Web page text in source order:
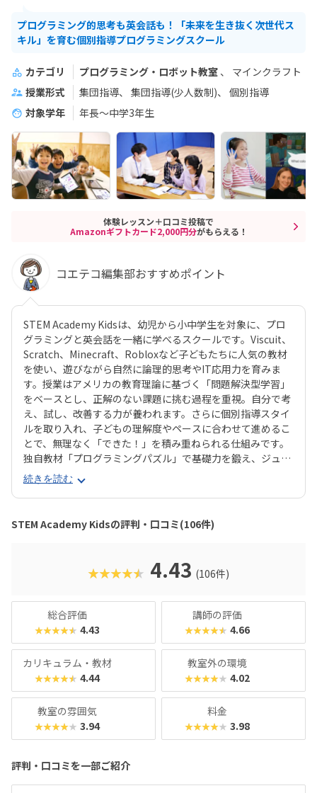
プログラミング的思考も英会話も！「未来を生き抜く次世代ス
キル」を育む個別指導プログラミングスクール
カテゴリ プログラミング・ロボット教室
マインクラフト
授業形式
集団指導 集団指導(少人数制)
個別指導
対象学年
年長～中学3年生
体験レッスン＋口コミ投稿で
Amazonギフトカード2,000円分がもらえる！
コエテコ編集部おすすめポイント
STEM Academy Kidsは、幼児から小中学生を対象に、プロ
グラミングと英会話を一緒に学べるスクールです。Viscuit、
Scratch、Minecraft、Robloxなど子どもたちに人気の教材
を使い、遊びながら自然に論理的思考やIT応用力を育みま
す。授業はアメリカの教育理論に基づく「問題解決型学習」
をベースとし、正解のない課題に挑む過程を重視。自分で考
え、試し、改善する力が養われます。さらに個別指導スタイ
ルを取り入れ、子どもの理解度やペースに合わせて進めるこ
とで、無理なく「できた！」を積み重ねられる仕組みです。
独自教材「プログラミングパズル」で基礎力を鍛え、ジュニ
ア・プログラミング検定の取得もサポート。校舎は東京・神
奈川・埼玉・千葉に展開し、オンライン授業にも対応してい
ます。柔軟なコース選択や振替制度も整っており、継続しや
すい環境で将来につながる次世代スキルを学べます。
続きを読む
STEM Academy Kidsの評判・口コミ(106件)
★★★★★ 4.43 (106件)
総合評価
★★★★★ 4.43
講師の評価
★★★★★ 4.66
カリキュラム・教材
★★★★★ 4.44
教室外の環境
★★★★★ 4.02
教室の雰囲気
★★★★★ 3.94
料金
★★★★★ 3.98
評判・口コミを一部ご紹介